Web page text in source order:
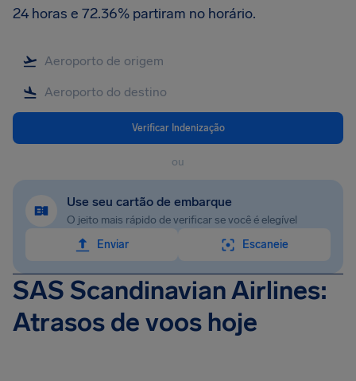
24 horas e 72.36% partiram no horário.
Verificar Indenização
ou
Use seu cartão de embarque
O jeito mais rápido de verificar se você é elegível
Enviar
Escaneie
SAS Scandinavian Airlines:
Atrasos de voos hoje